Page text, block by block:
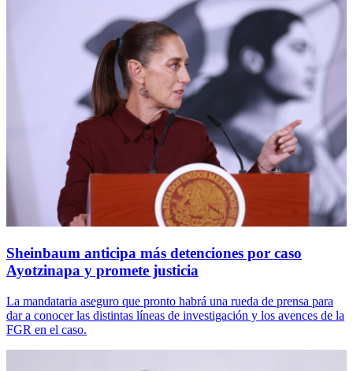
Sheinbaum anticipa más detenciones por caso
Ayotzinapa y promete justicia
La mandataria aseguro que pronto habrá una rueda de prensa para
dar a conocer las distintas líneas de investigación y los avences de la
FGR en el caso.